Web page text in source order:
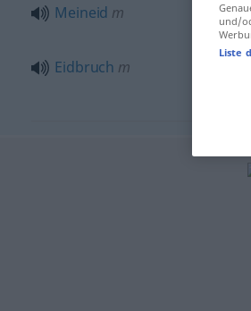
Meineid m
Eidbruch m
und/
Liste